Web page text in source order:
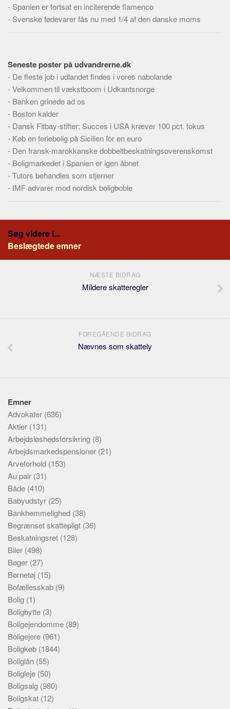
Emner
Skribenter
Kilder
Om
Webstedet
Forhistorien
Redigering
Tekstannoncer
Bannere
Hjælp
- Spanien er fortsat en inciterende flamenco
- Svenske fødevarer fås nu med 1/4 af den danske moms
Seneste poster på udvandrerne.dk
- De fleste job i udlandet findes i vores nabolande
-Velkommen til vækstboom i Udkantsnorge
- Banken grinede ad os
- Boston kalder
- Dansk Fitbay-stifter: Succes i USA kræver 100 pct. fokus
- Køb en feriebolig på Sicilien for en euro
- Den fransk-marokkanske dobbeltbeskatningsoverenskomst
- Boligmarkedet i Spanien er igen åbnet
-Tutors behandles som stjerner
- IMF advarer mod nordisk boligboble
Søg videre i...
Beslægtede emner
NÆSTE BIDRAG
Mildere skatteregler
FOREGÅENDE BIDRAG
Nævnes som skattely
Emner
Advokater (636)
Aktier (131)
Arbejdsløshedsforsikring (8)
Arbejdsmarkedspensioner (21)
Arveforhold (153)
Au pair (31)
Både (410)
Babyudstyr (25)
Bankhemmelighed (38)
Begrænset skattepligt (36)
Beskatningsret (128)
Biler (498)
Bøger (27)
Børnetøj (15)
Bofællesskab (9)
Bolig (1)
Boligbytte (3)
Boligejendomme (89)
Boligejere (961)
Boligkøb (1844)
Boliglån (55)
Boligleje (50)
Boligsalg (980)
Boligskat (12)